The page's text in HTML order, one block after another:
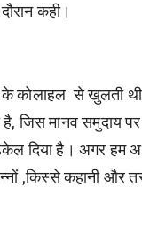
दौरान कही।
के कोलाहल से खुलती
है,जिस मानव समुदाय पर
दिया है। अगर हम
,किस्से कहानी और